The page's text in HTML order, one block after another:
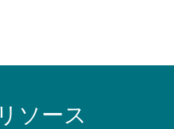
ソース